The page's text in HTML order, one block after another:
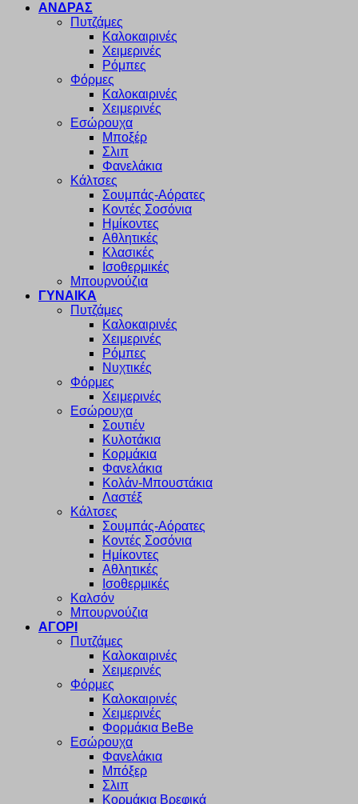
ΑΝΔΡΑΣ
Πυτζάμες
Καλοκαιρινές
Χειμερινές
Ρόμπες
Φόρμες
Καλοκαιρινές
Χειμερινές
Εσώρουχα
Μποξέρ
Σλιπ
Φανελάκια
Κάλτσες
Σουμπάς-Αόρατες
Κοντές Σοσόνια
Ημίκοντες
Αθλητικές
Κλασικές
Ισοθερμικές
Μπουρνούζια
ΓΥΝΑΙΚΑ
Πυτζάμες
Καλοκαιρινές
Χειμερινές
Ρόμπες
Νυχτικές
Φόρμες
Χειμερινές
Εσώρουχα
Σουτιέν
Κυλοτάκια
Κορμάκια
Φανελάκια
Κολάν-Μπουστάκια
Λαστέξ
Κάλτσες
Σουμπάς-Αόρατες
Κοντές Σοσόνια
Ημίκοντες
Αθλητικές
Ισοθερμικές
Καλσόν
Μπουρνούζια
ΑΓΟΡΙ
Πυτζάμες
Καλοκαιρινές
Χειμερινές
Φόρμες
Καλοκαιρινές
Χειμερινές
Φορμάκια BeBe
Εσώρουχα
Φανελάκια
Μπόξερ
Σλιπ
Κορμάκια Βρεφικά